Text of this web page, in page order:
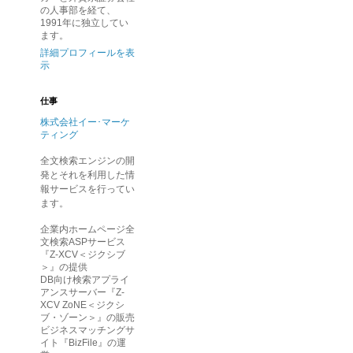
の人事部を経て、
1991年に独立してい
ます。
詳細プロフィールを表
示
仕事
株式会社イー･マーケ
ティング
全文検索エンジンの開
発とそれを利用した情
報サービスを行ってい
ます。
企業内ホームページ全
文検索ASPサービス
『Z-XCV＜ジクシブ
＞』の提供
DB向け検索アプライ
アンスサーバー『Z-
XCV ZoNE＜ジクシ
ブ・ゾーン＞』の販売
ビジネスマッチングサ
イト『BizFile』の運